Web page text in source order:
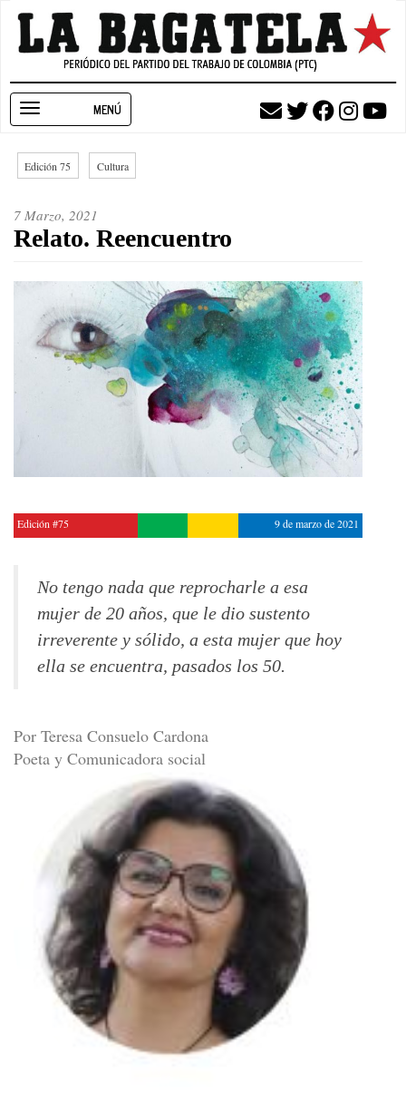
Pasar
contenido
navigation
Edición 75 Cultura
7 Marzo, 2021
Relato. Reencuentro
Edición #75 9 de marzo de 2021
No tengo nada que reprocharle a esa
mujer de 20 años, que le dio sustento
irreverente y sólido, a esta mujer que hoy
ella se encuentra, pasados los 50.
Por Teresa Consuelo Cardona
Poeta y Comunicadora social